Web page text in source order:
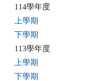
114學年度
上學期
下學期
113學年度
上學期
下學期